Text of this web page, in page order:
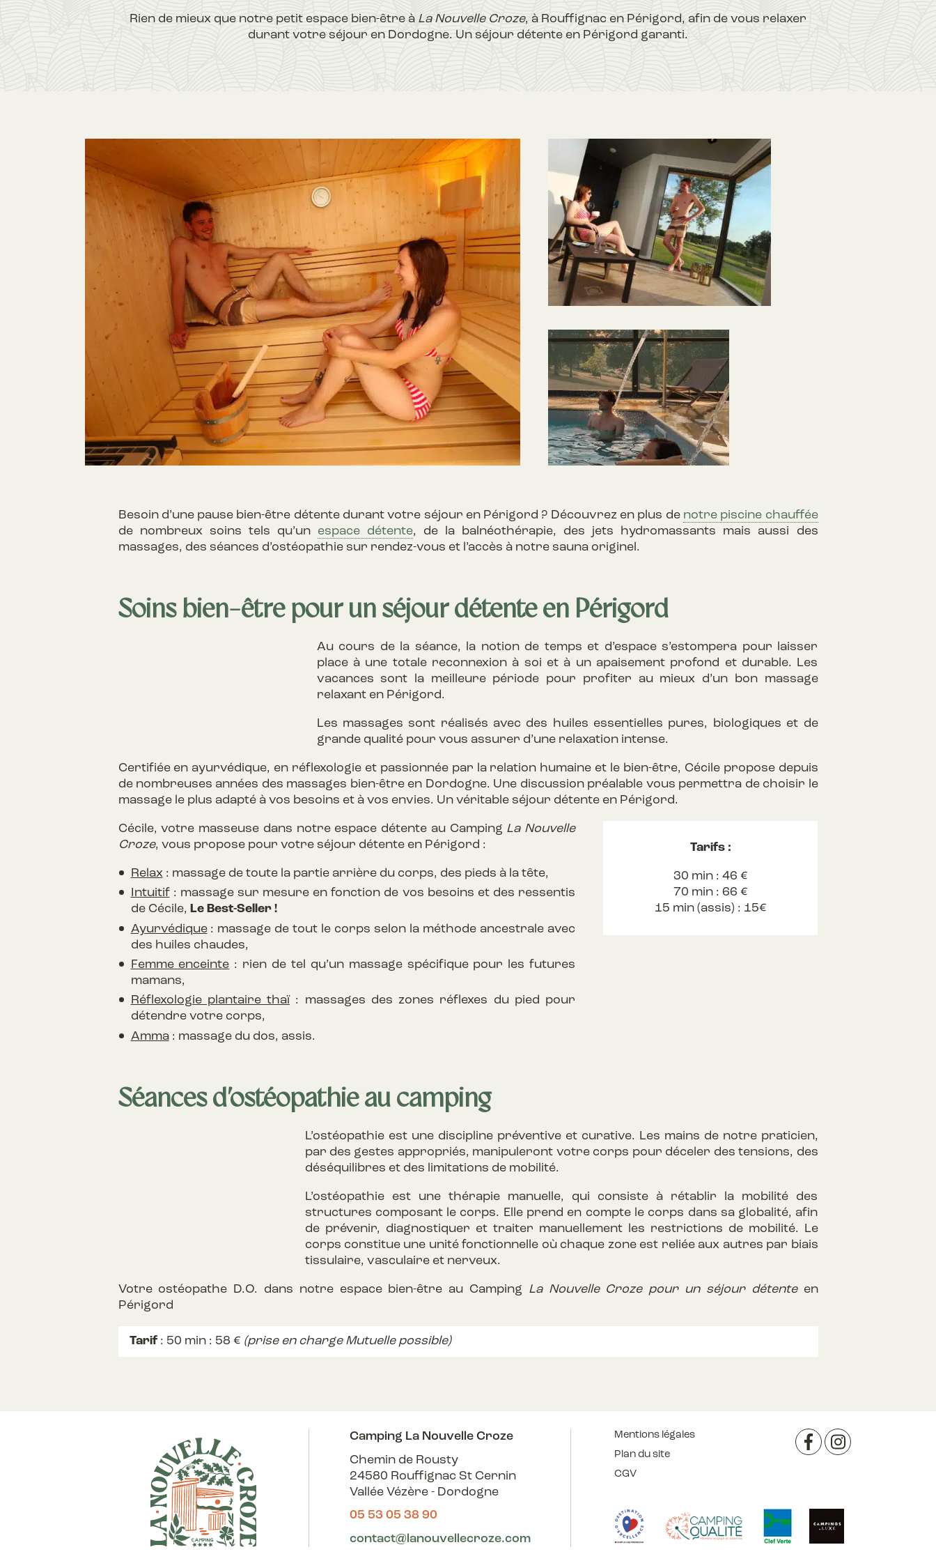
Rien de mieux que notre petit espace bien-être à La Nouvelle Croze, à Rouffignac en Périgord, afin de vous relaxer
durant votre séjour en Dordogne. Un séjour détente en Périgord garanti.
Besoin d’une pause bien-être détente durant votre séjour en Périgord ? Découvrez en plus de notre piscine chauffée
de nombreux soins tels qu’un espace détente, de la balnéothérapie, des jets hydromassants mais aussi des
massages, des séances d’ostéopathie sur rendez-vous et l’accès à notre sauna originel.
Soins bien-être pour un séjour détente en Périgord
Au cours de la séance, la notion de temps et d’espace s’estompera pour laisser
place à une totale reconnexion à soi et à un apaisement profond et durable. Les
vacances sont la meilleure période pour profiter au mieux d’un bon massage
relaxant en Périgord.
Les massages sont réalisés avec des huiles essentielles pures, biologiques et de
grande qualité pour vous assurer d’une relaxation intense.
Certifiée en ayurvédique, en réflexologie et passionnée par la relation humaine et le bien-être, Cécile propose depuis
de nombreuses années des massages bien-être en Dordogne. Une discussion préalable vous permettra de choisir le
massage le plus adapté à vos besoins et à vos envies. Un véritable séjour détente en Périgord.
Cécile, votre masseuse dans notre espace détente au Camping La Nouvelle
Croze, vous propose pour votre séjour détente en Périgord :
Relax: massage de toute la partie arrière du corps, des pieds à la tête,
Intuitif: massage sur mesure en fonction de vos besoins et des ressentis
de Cécile, Le Best-Seller !
Ayurvédique: massage de tout le corps selon la méthode ancestrale avec
des huiles chaudes,
Femme enceinte : rien de tel qu’un massage spécifique pour les futures
mamans,
Réflexologie plantaire thaï: massages des zones réflexes du pied pour
détendre votre corps,
Amma: massage du dos, assis.
Tarifs :
30 min : 46 €
70 min : 66 €
15 min (assis) : 15€
Séances d’ostéopathie au camping
L’ostéopathie est une discipline préventive et curative. Les mains de notre praticien,
par des gestes appropriés, manipuleront votre corps pour déceler des tensions, des
déséquilibres et des limitations de mobilité.
L’ostéopathie est une thérapie manuelle, qui consiste à rétablir la mobilité des
structures composant le corps. Elle prend en compte le corps dans sa globalité, afin
de prévenir, diagnostiquer et traiter manuellement les restrictions de mobilité. Le
corps constitue une unité fonctionnelle où chaque zone est reliée aux autres par biais
tissulaire, vasculaire et nerveux.
Votre ostéopathe D.O. dans notre espace bien-être au Camping La Nouvelle Croze pour un séjour détente en
Périgord
Tarif: 50 min : 58 € (prise en charge Mutuelle possible)
Camping La Nouvelle Croze
Chemin de Rousty
24580 Rouffignac St Cernin
Vallée Vézère - Dordogne
05 53 05 38 90
contact@lanouvellecroze.com
Mentions légales
Plan du site
CGV